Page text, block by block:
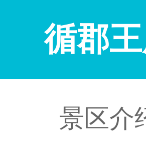
循郡
景区介